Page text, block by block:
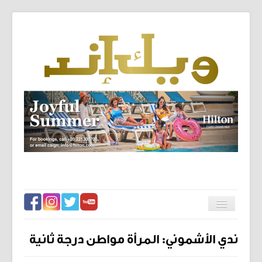
تبديل
المتصفح
فنون
ندي الأشموني: المرأة مواطن درجة ثانية